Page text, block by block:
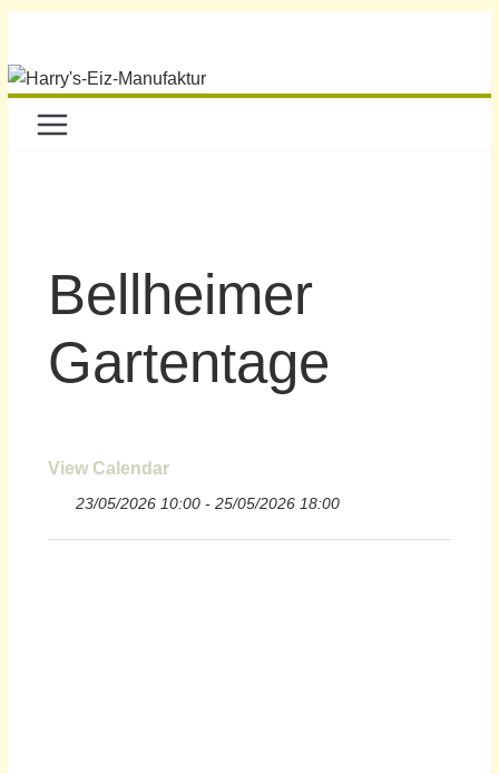
Bellheimer
Gartentage
View Calendar
23/05/2026 10:00 - 25/05/2026 18:00